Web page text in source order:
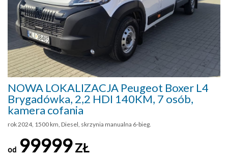
NOWA LOKALIZACJA Peugeot Boxer L4
Brygadówka, 2,2 HDI 140KM, 7 osób,
kamera cofania
rok 2024, 1500 km, Diesel, skrzynia manualna 6-bieg.
od 99999ZŁ